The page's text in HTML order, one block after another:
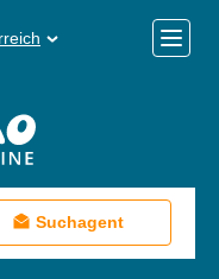
Menü
Suchagent